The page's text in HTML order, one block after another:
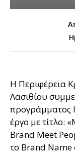
Η Περιφέρεια
Λασιθίου
προγράμματος
έργο με τίτλο:
Brand Meet
το Brand Name